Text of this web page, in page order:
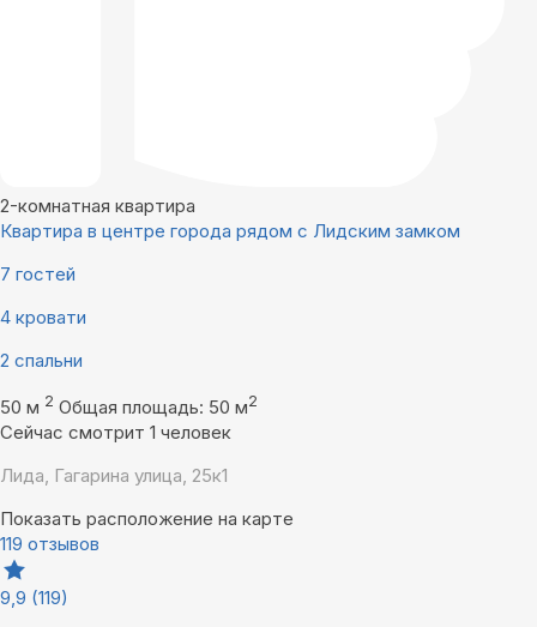
2-комнатная квартира
Квартира в центре города рядом с Лидским замком
7 гостей
4 кровати
2 спальни
50 м 2 Общая площадь: 50 м2
Сейчас смотрит 1 человек
Лида, Гагарина улица, 25к1
Показать расположение на карте
119 отзывов
9,9 (119)